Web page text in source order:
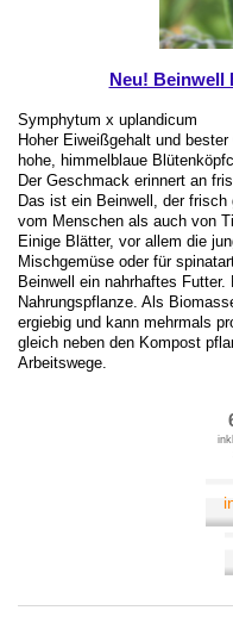
Neu! Beinwell
Symphytum x uplandicum
Hoher Eiweißgehalt und
hohe, himmelblaue
Der Geschmack erinnert an
Das ist ein Beinwell, der frisch
vom Menschen als auch von
Einige Blätter, vor allem die
Mischgemüse oder für
Beinwell ein nahrhaftes
Nahrungspflanze. Als
ergiebig und kann mehrmals
gleich neben den Kompost
Arbeitswege.